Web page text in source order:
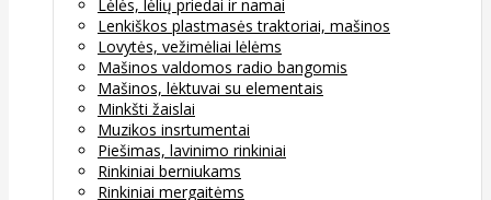
Lėlės, lėlių priedai ir namai
Lenkiškos plastmasės traktoriai, mašinos
Lovytės, vežimėliai lėlėms
Mašinos valdomos radio bangomis
Mašinos, lėktuvai su elementais
Minkšti žaislai
Muzikos insrtumentai
Piešimas, lavinimo rinkiniai
Rinkiniai berniukams
Rinkiniai mergaitėms